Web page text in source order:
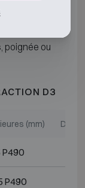
poignée ou
D3
(mm)
P490